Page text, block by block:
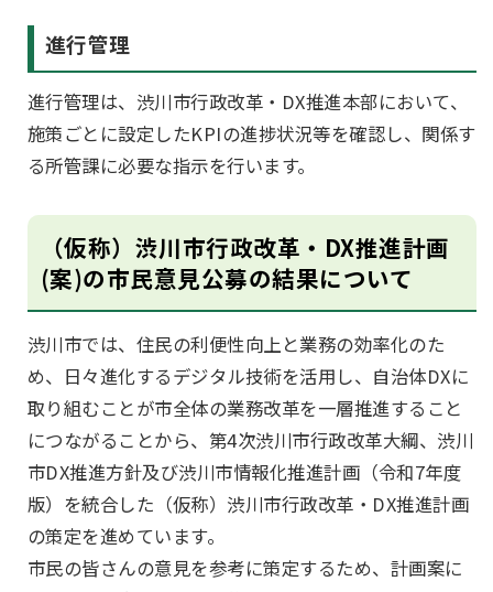
進行管理
進行管理は、渋川市行政改革・DX推進本部において、
施策ごとに設定したKPIの進捗状況等を確認し、関係す
る所管課に必要な指示を行います。
（仮称）渋川市行政改革・DX推進計画
(案)の市民意見公募の結果について
渋川市では、住民の利便性向上と業務の効率化のた
め、日々進化するデジタル技術を活用し、自治体DXに
取り組むことが市全体の業務改革を一層推進すること
につながることから、第4次渋川市行政改革大綱、渋川
市DX推進方針及び渋川市情報化推進計画（令和7年度
版）を統合した（仮称）渋川市行政改革・DX推進計画
の策定を進めています。
市民の皆さんの意見を参考に策定するため、計画案に